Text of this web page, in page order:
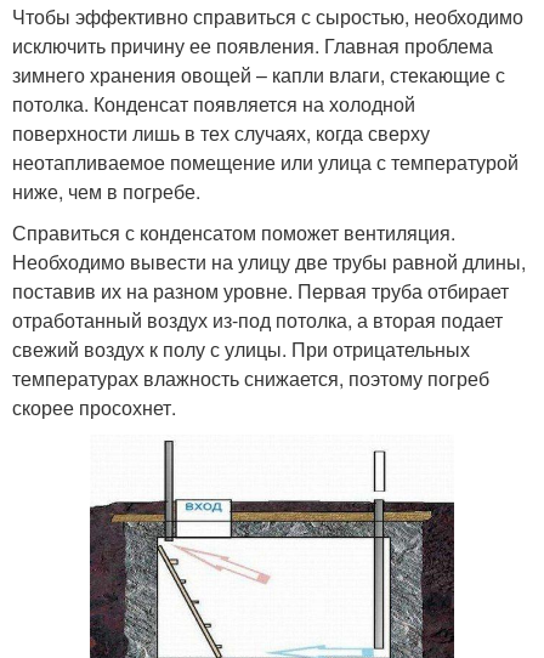
Чтобы эффективно справиться с сыростью, необходимо
исключить причину ее появления. Главная проблема
зимнего хранения овощей – капли влаги, стекающие с
потолка. Конденсат появляется на холодной
поверхности лишь в тех случаях, когда сверху
неотапливаемое помещение или улица с температурой
ниже, чем в погребе.
Справиться с конденсатом поможет вентиляция.
Необходимо вывести на улицу две трубы равной длины,
поставив их на разном уровне. Первая труба отбирает
отработанный воздух из-под потолка, а вторая подает
свежий воздух к полу с улицы. При отрицательных
температурах влажность снижается, поэтому погреб
скорее просохнет.